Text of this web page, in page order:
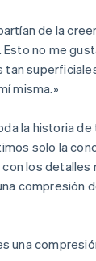
de la
no me
misma.»
la historia de
solo la
los detalles
compresión
una